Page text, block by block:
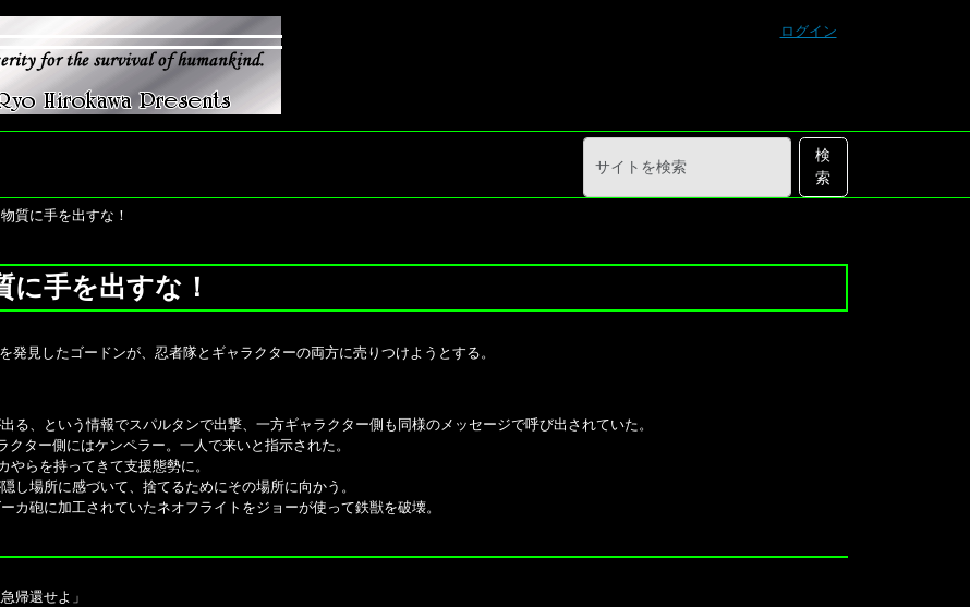
ログイン
サ
イ
検
索
詳
細
質に手を出すな！
に手を出すな！
見したゴードンが、忍者隊とギャラクターの両方に売りつけようとする。
る、という情報でスパルタンで出撃、一方ギャラクター側も同様のメッセージで呼び出されていた。
クター側にはケンペラー。一人で来いと指示された。
やらを持ってきて支援態勢に。
し場所に感づいて、捨てるためにその場所に向かう。
カ砲に加工されていたネオフライトをジョーが使って鉄獣を破壊。
帰還せよ」